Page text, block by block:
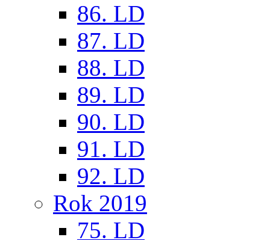
86. LD
87. LD
88. LD
89. LD
90. LD
91. LD
92. LD
Rok 2019
75. LD